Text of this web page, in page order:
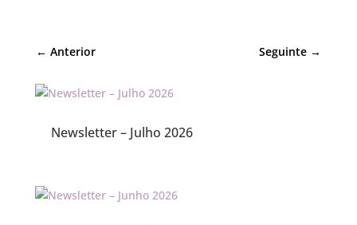
← Anterior Seguinte →
Newsletter – Julho 2026